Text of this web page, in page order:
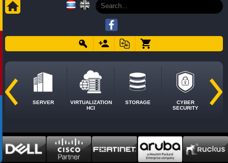
SERVER
VIRTUALIZATION
HCI
STORAGE
CYBER
SECURITY